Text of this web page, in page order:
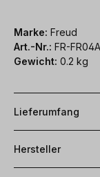
Marke: Freud
Art.-Nr.: FR-
Gewicht: 0.2 kg
Lieferumfang
Hersteller